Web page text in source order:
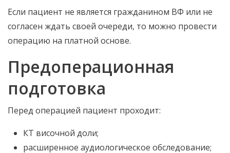
Если пациент не является гражданином ВФ или не
согласен ждать своей очереди, то можно провести
операцию на платной основе.
Предоперационная
подготовка
Перед операцией пациент проходит:
КТ височной доли;
расширенное аудиологическое обследование;